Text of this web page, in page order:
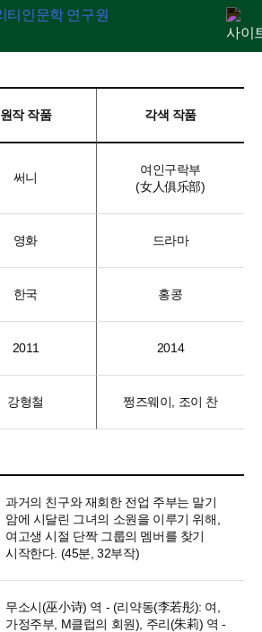
원작 작품 각색 작품
써니
여인구락부
(女人俱乐部)
영화 드라마
한국 홍콩
2011 2014
강형철 쩡즈웨이, 조이 찬
과거의 친구와 재회한 전업 주부는 말기
암에 시달린 그녀의 소원을 이루기 위해,
여고생 시절 단짝 그룹의 멤버를 찾기
시작한다. (45분, 32부작)
무소시(巫小诗) 역 - (리약동(李若彤): 여,
가정주부, M클럽의 회원), 주리(朱莉) 역 -